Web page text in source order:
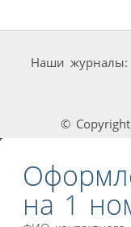
Наши журналы:
©
на 1